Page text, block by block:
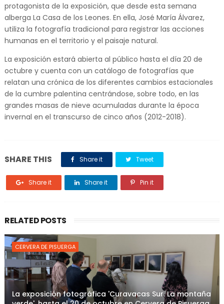
protagonista de la exposición, que desde esta semana
alberga La Casa de los Leones. En ella, José María Álvarez,
utiliza la fotografía tradicional para registrar las acciones
humanas en el territorio y el paisaje natural.
La exposición estará abierta al público hasta el día 20 de
octubre y cuenta con un catálogo de fotografías que
relatan una crónica de los diferentes cambios estacionales
de la cumbre palentina centrándose, sobre todo, en las
grandes masas de nieve acumuladas durante la época
invernal en el transcurso de cinco años (2012-2018).
SHARE THIS Share it Tweet
Share it Share it Pin it
RELATED POSTS
CERVERA DE PISUERGA
La exposición fotográfica 'Curavacas Sur. La montaña